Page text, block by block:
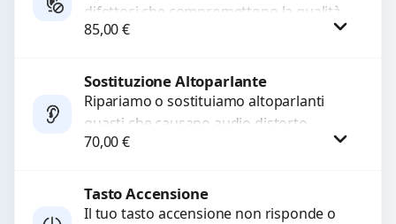
difettosi che compromettono la qualità
audio delle registrazioni o delle
di...
85,00€
Procedi
Sostituzione Altoparlante
Ripariamo o sostituiamo altoparlanti
guasti che causano audio distorto,
basso o assente. Utilizziamo ricambi di
70,00€
Procedi
Tasto Accensione
Il tuo tasto accensione non risponde o